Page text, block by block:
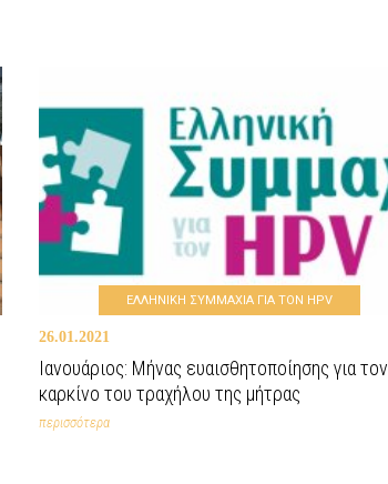
ΕΛΛΗΝΙΚΗ ΣΥΜΜΑΧΙΑ ΓΙΑ ΤΟΝ HPV
26.01.2021
Ιανουάριος: Μήνας ευαισθητοποίησης για τον
καρκίνο του τραχήλου της μήτρας
περισσότερα